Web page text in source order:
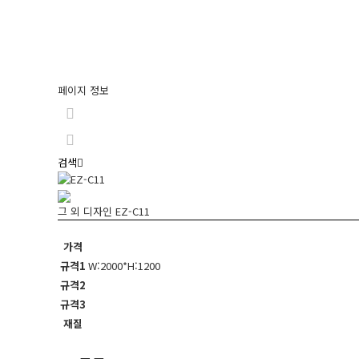
페이지 정보
검색
그 외 디자인 EZ-C11
가격
규격1 W:2000*H:1200
규격2
규격3
재질